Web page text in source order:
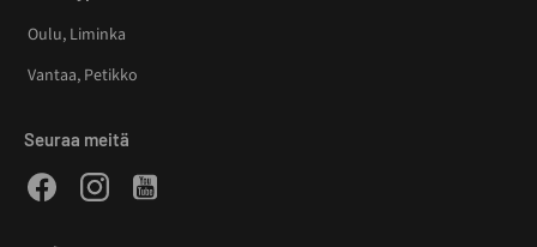
Oulu, Liminka
Vantaa, Petikko
Seuraa meitä
FacebookInstagramYoutube